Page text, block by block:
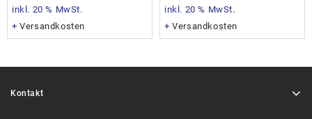
inkl. 20 % MwSt.
+Versandkosten
inkl. 20 % MwSt.
+Versandkosten
Kontakt